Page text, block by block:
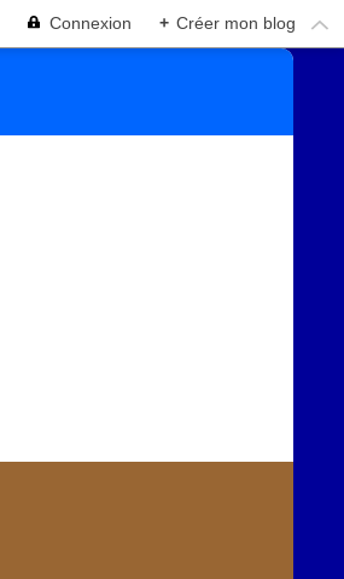
Connexion + Créer mon blog